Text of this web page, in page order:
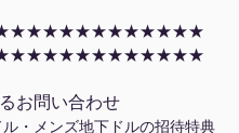
お問い合わせ
ル・メンズ地下ドルの招待特典